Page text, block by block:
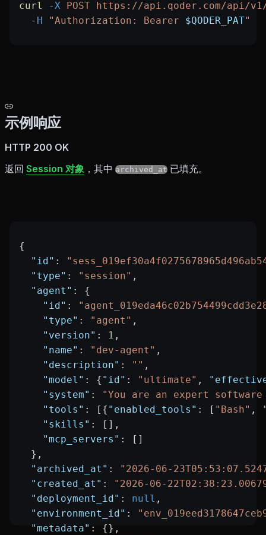
curl -X POST https://api.qoder.com/api/v1/
  -H
"Authorization: Bearer $QODER_PAT"
示例响应
HTTP 200 OK
返回 Session 对象 ，其中 archived_at 已填充。
{
  "id"
:
  "type"
: "session" ,
  "agent"
: {
    "id"
:
    "type"
: "agent" ,
    "version"
: 1 ,
    "name"
: "dev-agent" ,
    "description"
: "" ,
    "model"
: { "id" : "ultimate" ,
    "system"
:
"You are an expert
    "tools"
: [{ "enabled_tools" : [ "Bash" ,
    "skills"
: [],
    "mcp_servers"
: []
  },
  "archived_at"
:
"2026-06-
  "created_at"
:
"2026-06-
  "deployment_id"
: null ,
  "environment_id"
:
  "metadata"
: {},